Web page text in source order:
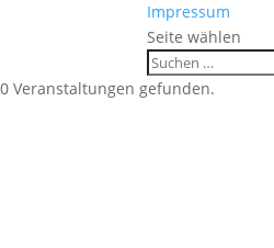
Impressum
Seite wählen
0 Veranstaltungen gefunden.